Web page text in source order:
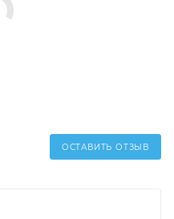
ОСТАВИТЬ ОТЗЫВ